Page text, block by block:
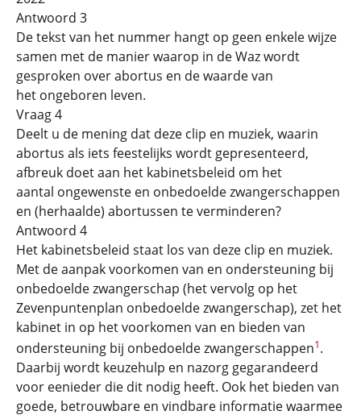
Antwoord 3
De tekst van het nummer hangt op geen enkele wijze
samen met de manier waarop in de Waz wordt
gesproken over abortus en de waarde van
het ongeboren leven.
Vraag 4
Deelt u de mening dat deze clip en muziek, waarin
abortus als iets feestelijks wordt gepresenteerd,
afbreuk doet aan het kabinetsbeleid om het
aantal ongewenste en onbedoelde zwangerschappen
en (herhaalde) abortussen te verminderen?
Antwoord 4
Het kabinetsbeleid staat los van deze clip en muziek.
Met de aanpak voorkomen van en ondersteuning bij
onbedoelde zwangerschap (het vervolg op het
Zevenpuntenplan onbedoelde zwangerschap), zet het
kabinet in op het voorkomen van en bieden van
ondersteuning bij onbedoelde zwangerschappen1.
Daarbij wordt keuzehulp en nazorg gegarandeerd
voor eenieder die dit nodig heeft. Ook het bieden van
goede, betrouwbare en vindbare informatie waarmee